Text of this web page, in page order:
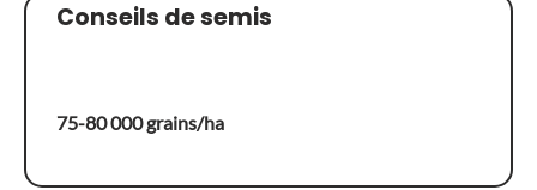
Conseils de semis
75-80 000 grains/ha